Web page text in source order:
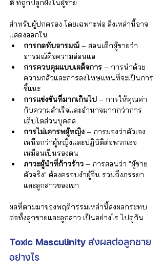
ดี ที่ถูกปลูกฝังในผู้ชาย
สำหรับผู้ปกครอง โดยเฉพาะพ่อ สิ่งเหล่านี้อาจ
แสดงออกใน
การกดทับอารมณ์ – สอนเด็กผู้ชายว่า
อารมณ์คือความอ่อนแอ
การควบคุมแบบเผด็จการ – การนำด้วย
ความกลัวและการลงโทษแทนที่จะเป็นการ
ชี้แนะ
การแข่งขันที่มากเกินไป – การให้คุณค่า
กับความสำเร็จและอำนาจมากกว่าการ
เติบโตส่วนบุคคล
การไม่เคารพผู้หญิง – การมองว่าตัวเอง
เหนือกว่าผู้หญิงและปฏิบัติต่อพวกเธอ
เหมือนเป็นรองตน
ภาวะผู้นำที่ก้าวร้าว – การสอนว่า "ผู้ชาย
ตัวจริง" ต้องครอบงำผู้อื่น รวมถึงภรรยา
และลูกสาวของเขา
ผลที่ตามมาของพฤติกรรมเหล่านี้ส่งผลกระทบ
ต่อทั้งลูกชายและลูกสาว เป็นอย่างไร ไปดูกัน
Toxic Masculinity ส่งผลต่อลูกชาย
อย่างไร